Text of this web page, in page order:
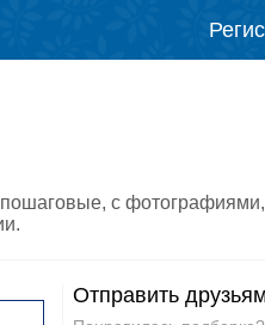
с
Отправить